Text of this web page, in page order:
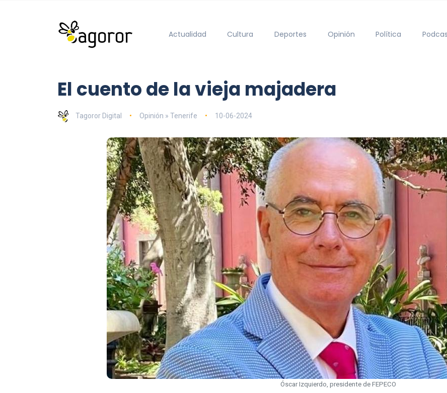
Actualidad Cultura Deportes Opinión Política
El cuento de la vieja majadera
Tagoror Digital Opinión » Tenerife 10-06-2024
Óscar Izquierdo, presidente de FEPECO